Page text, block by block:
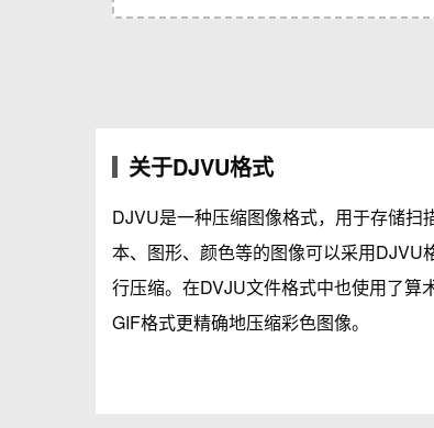
关于DJVU格式
DJVU是一种压缩图像格式，用于存储扫
本、图形、颜色等的图像可以采用DJVU
行压缩。在DVJU文件格式中也使用了算
GIF格式更精确地压缩彩色图像。